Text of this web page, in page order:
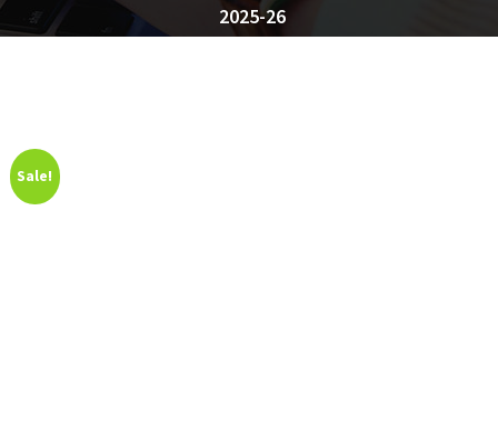
2025-26
Sale!